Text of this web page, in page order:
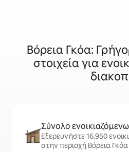
Βόρεια Γκόα:
στοιχεία για
Σύνολο
Εξερευνήστε 16.950
στην περιοχή Βόρεια Γκόα